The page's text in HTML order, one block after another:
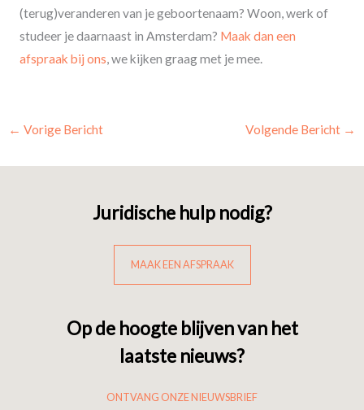
(terug)veranderen van je geboortenaam? Woon, werk of
studeer je daarnaast in Amsterdam? Maak dan een
afspraak bij ons, we kijken graag met je mee.
← Vorige Bericht Volgende Bericht →
Juridische hulp nodig?
MAAK EEN AFSPRAAK
Op de hoogte blijven van het
laatste nieuws?
ONTVANG ONZE NIEUWSBRIEF